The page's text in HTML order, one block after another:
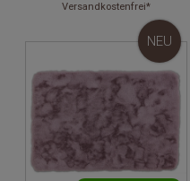
Versandkostenfrei*
NEU